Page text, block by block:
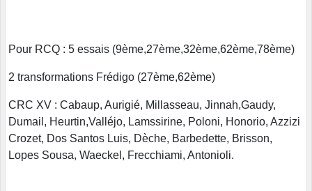
Pour RCQ : 5 essais (9ème,27ème,32ème,62ème,78ème)
2 transformations Frédigo (27ème,62ème)
CRC XV : Cabaup, Aurigié, Millasseau, Jinnah,Gaudy,
Dumail, Heurtin,Valléjo, Lamssirine, Poloni, Honorio, Azzizi
Crozet, Dos Santos Luis, Dèche, Barbedette, Brisson,
Lopes Sousa, Waeckel, Frecchiami, Antonioli.